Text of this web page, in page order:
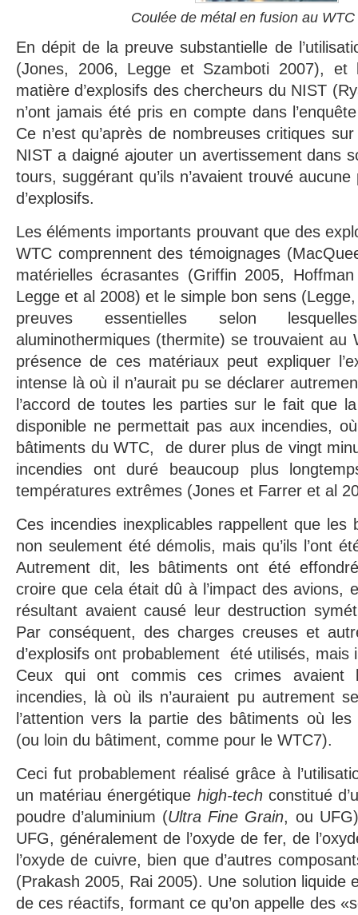
Coulée de métal en fusion au
En dépit de la preuve substantielle de
(Jones, 2006, Legge et Szamboti 2007), et
matière d’explosifs des chercheurs du NIST
n’ont jamais été pris en compte dans
Ce n’est qu’après de nombreuses critiques
NIST a daigné ajouter un avertissement dans
tours, suggérant qu’ils n’avaient trouvé
d’explosifs.
Les éléments importants prouvant que des
WTC comprennent des témoignages
matérielles écrasantes (Griffin 2005,
Legge et al 2008) et le simple bon sens
preuves essentielles selon
aluminothermiques (thermite) se trouvaient au
présence de ces matériaux peut expliquer
intense là où il n’aurait pu se déclarer
l’accord de toutes les parties sur le fait que
disponible ne permettait pas aux incendies,
bâtiments du WTC, de durer plus de vingt
incendies ont duré beaucoup plus
températures extrêmes (Jones et Farrer et al
Ces incendies inexplicables rappellent que les
non seulement été démolis, mais qu’ils l’ont
Autrement dit, les bâtiments ont été
croire que cela était dû à l’impact des avions,
résultant avaient causé leur destruction
Par conséquent, des charges creuses et
d’explosifs ont probablement été utilisés, mais
Ceux qui ont commis ces crimes avaient
incendies, là où ils n’auraient pu autrement
l’attention vers la partie des bâtiments où
(ou loin du bâtiment, comme pour le WTC7).
Ceci fut probablement réalisé grâce à
un matériau énergétique high-techconstitué
poudre d’aluminium (Ultra Fine Grain, ou
UFG, généralement de l’oxyde de fer, de
l’oxyde de cuivre, bien que d’autres
(Prakash 2005, Rai 2005). Une solution liquide
de ces réactifs, formant ce qu’on appelle des